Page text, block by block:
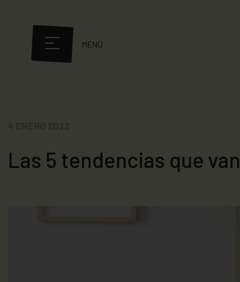
MENÚ
Las 5 tendencias que